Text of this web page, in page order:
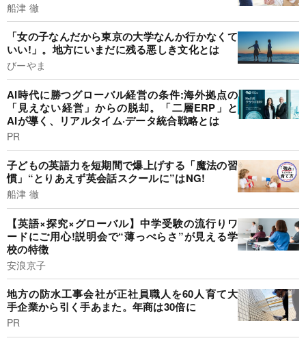
船津 徹
「女の子なんだから東京の大学なんか行かなくて
いい!」。地方にいまだに残る悪しき文化とは
びーやま
AI時代に勝つグローバル経営の条件:海外拠点の
「見えない経営」からの脱却。「二層ERP」と
AIが導く、リアルタイム·データ統合戦略とは
PR
子どもの英語力を短期間で爆上げする「魔法の習
慣」“とりあえず英会話スクールに”はNG!
船津 徹
【英語×探究×グローバル】中学受験の流行りワ
ードにご用心!説明会で“薄っぺらさ”が見える学
校の特徴
安浪京子
地方の防水工事会社が正社員職人を60人育て大
手企業から引く手あまた。年商は30倍に
PR